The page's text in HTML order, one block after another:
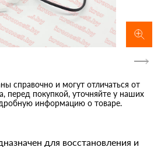
справочно и могут отличаться от
перед покупкой, уточняйте у наших
информацию о товаре.
для восстановления и